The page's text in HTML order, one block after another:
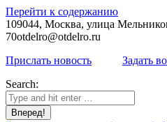
Перейти к содержанию
109044, Москва, улица
70otdelro@otdelro.ru
Прислать новость
Задать
Search: